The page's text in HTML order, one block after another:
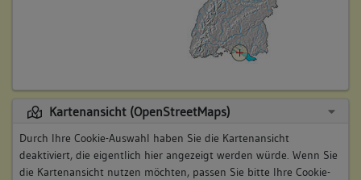
Kartenansicht (OpenStreetMaps)
Durch Ihre Cookie-Auswahl haben Sie die Kartenansicht
deaktiviert, die eigentlich hier angezeigt werden würde. Wenn Sie
die Kartenansicht nutzen möchten, passen Sie bitte Ihre Cookie-